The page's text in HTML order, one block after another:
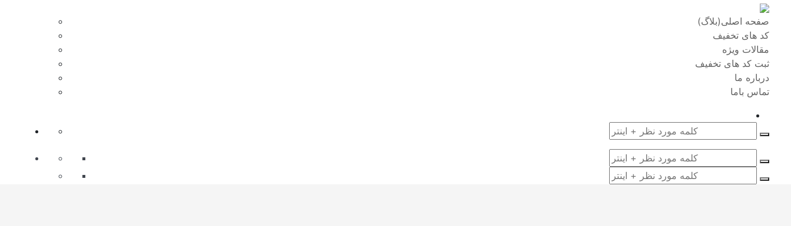
صفحه اصلی(بلاگ)
کد های تخفیف
مقالات ویژه
ثبت کد های تخفیف
درباره ما
تماس باما